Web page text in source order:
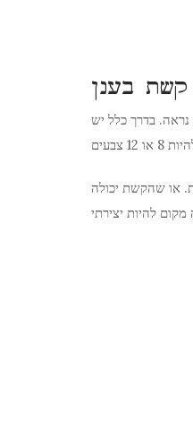
בדרך כלל יש
או שהקשת יכולה